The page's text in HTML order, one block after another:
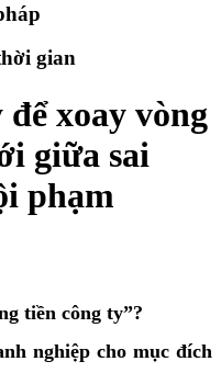
gian
xoay vòng
giữa sai
phạm
tiền công ty”?
nghiệp cho mục đích